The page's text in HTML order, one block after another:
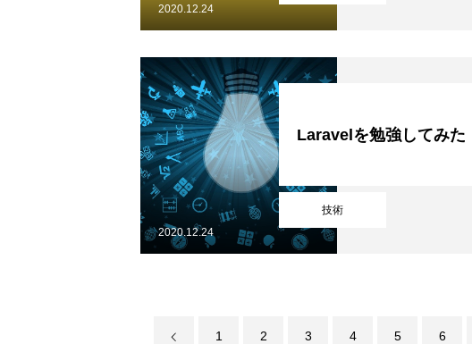
COMPANY
INTERVIEW
2020.12.24
技術
Laravelを勉強してみた
2020.12.24
1 2 3 4 5 6